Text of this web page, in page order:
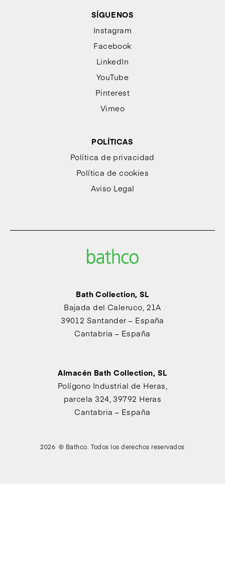
SÍGUENOS
Instagram
Facebook
LinkedIn
YouTube
Pinterest
Vimeo
POLÍTICAS
Política de privacidad
Política de cookies
Aviso Legal
Bath Collection, SL
Bajada del Caleruco, 21A
39012 Santander – España
Cantabria – España
Almacén Bath Collection, SL
Polígono Industrial de Heras,
parcela 324, 39792 Heras
Cantabria – España
2026 © Bathco. Todos los derechos reservados